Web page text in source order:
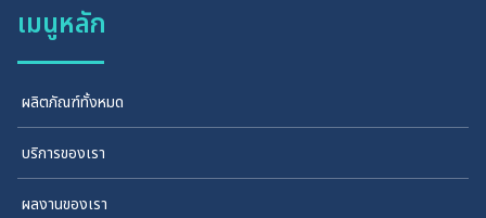
เมนูหลัก
ผลิตภัณฑ์ทั้งหมด
บริการของเรา
ผลงานของเรา